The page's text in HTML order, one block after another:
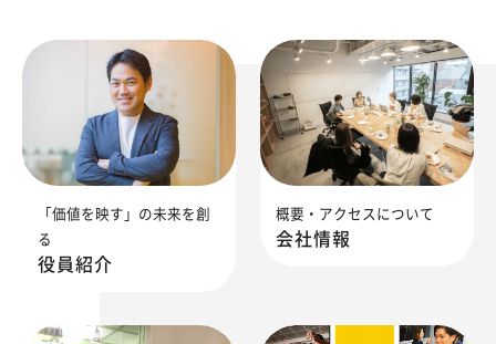
「価値を映す」の未来を創
る
役員紹介
概要・アクセスについて
会社情報